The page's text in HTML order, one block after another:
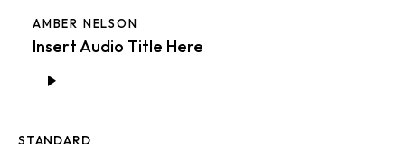
AMBER NELSON
Insert Audio Title Here
STANDARD